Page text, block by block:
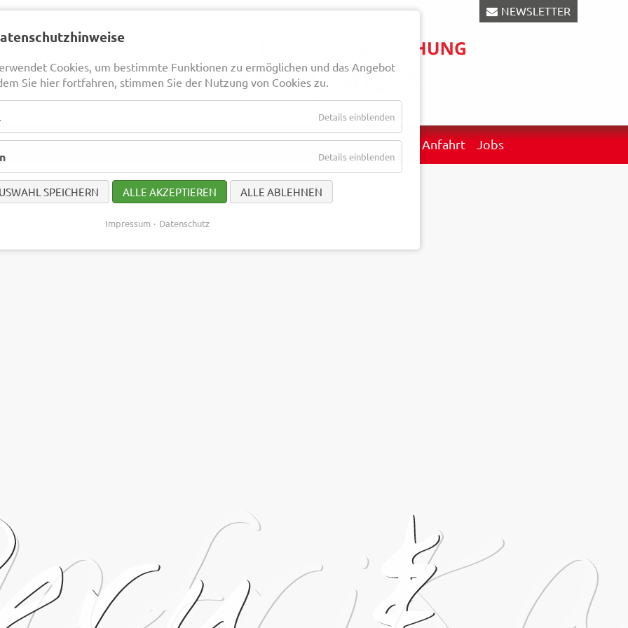
NEWSLETTER
Reiseländer Reisekalender Bus mieten Linienverkehr Aktuelles Anfahrt Jobs
Cookies, um bestimmte Funktionen zu ermöglichen und das Angebot
Sie hier fortfahren, stimmen Sie der Nutzung von Cookies zu.
Details einblenden
Details einblenden
SPEICHERN ALLE AKZEPTIEREN ALLE ABLEHNEN
Impressum Datenschutz